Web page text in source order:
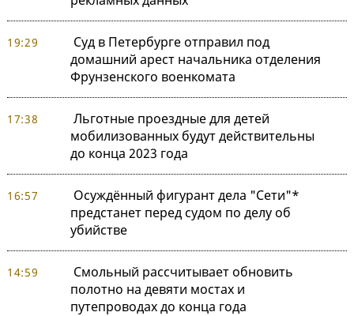
19:29
Суд в Петербурге отправил под
домашний арест начальника отделения
Фрунзенского военкомата
17:38
Льготные проездные для детей
мобилизованных будут действительны
до конца 2023 года
16:57
Осуждённый фигурант дела "Сети"*
предстанет перед судом по делу об
убийстве
14:59
Смольный рассчитывает обновить
полотно на девяти мостах и
путепроводах до конца года